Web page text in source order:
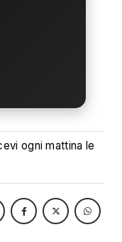
ogni mattina le